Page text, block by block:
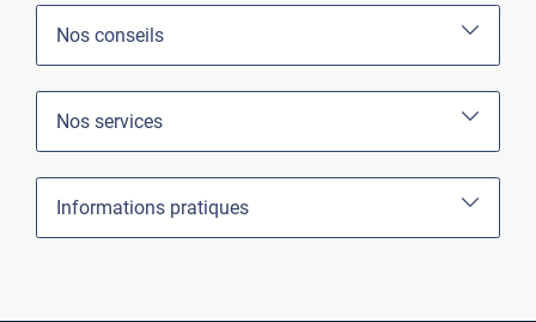
Nos conseils
Nos services
Informations pratiques